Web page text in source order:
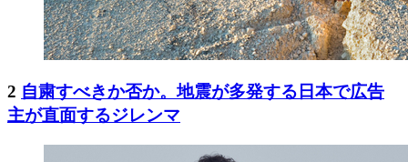
2 自粛すべきか否か。地震が多発する日本で広告
主が直面するジレンマ